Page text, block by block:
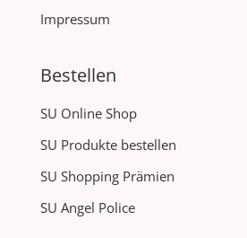
Impressum
Bestellen
SU Online Shop
SU Produkte bestellen
SU Shopping Prämien
SU Angel Police